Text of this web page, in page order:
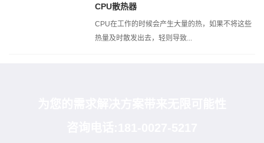
CPU散热器
CPU在工作的时候会产生大量的热，如果不将这些
热量及时散发出去，轻则导致...